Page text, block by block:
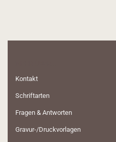
Kontakt
Schriftarten
Fragen & Antworten
Gravur-/Druckvorlagen